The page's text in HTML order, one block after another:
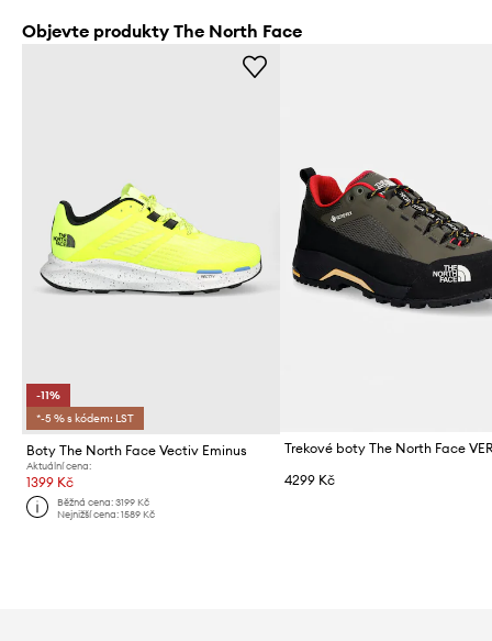
Objevte produkty The North Face
-11%
*-5 % s kódem: LST
Boty The North Face Vectiv Eminus
Aktuální cena:
1399 Kč
Běžná cena:3199 Kč
Nejnižší cena:1589 Kč
4299 Kč